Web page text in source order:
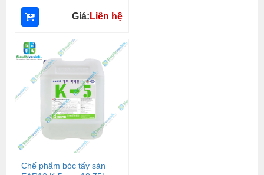
Giá: Liên hệ
Chế phẩm bóc tẩy sàn